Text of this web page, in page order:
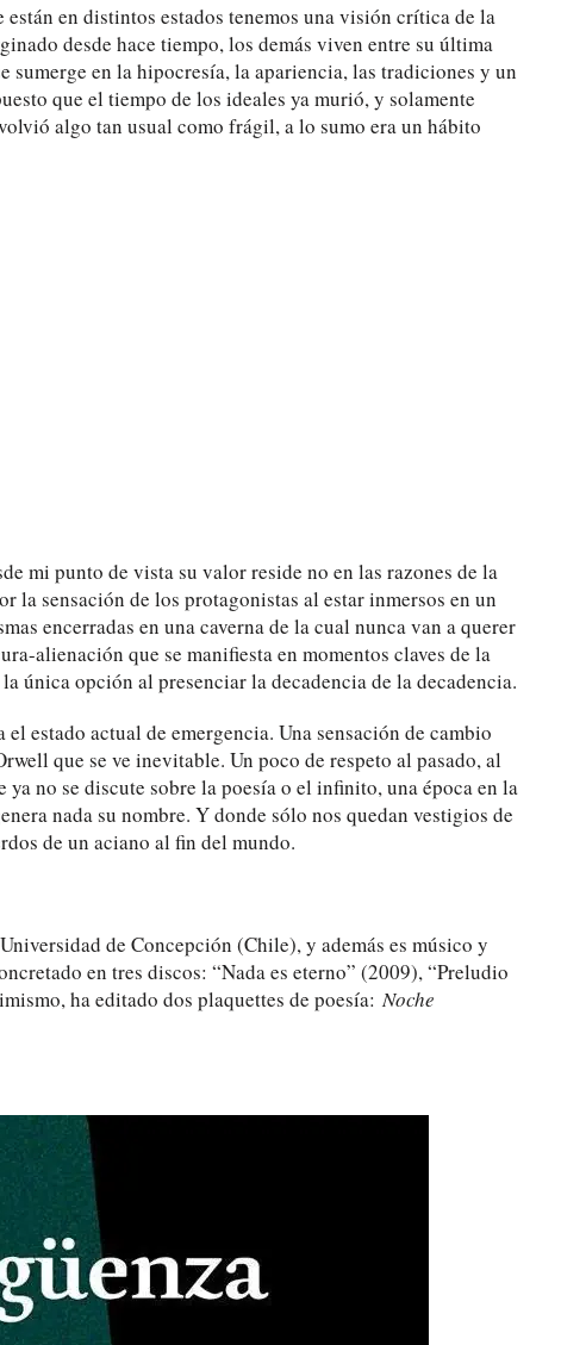
en distintos estados tenemos una visión crítica de la
desde hace tiempo, los demás viven entre su última
sumerge en la hipocresía, la apariencia, las tradiciones y un
que el tiempo de los ideales ya murió, y solamente
algo tan usual como frágil, a lo sumo era un hábito
mi punto de vista su valor reside no en las razones de la
la sensación de los protagonistas al estar inmersos en un
encerradas en una caverna de la cual nunca van a querer
alienación que se manifiesta en momentos claves de la
única opción al presenciar la decadencia de la decadencia.
el estado actual de emergencia. Una sensación de cambio
que se ve inevitable. Un poco de respeto al pasado, al
no se discute sobre la poesía o el infinito, una época en la
nada su nombre. Y donde sólo nos quedan vestigios de
de un aciano al fin del mundo.
de Concepción (Chile), y además es músico y
en tres discos: “Nada es eterno” (2009), “Preludio
ha editado dos plaquettes de poesía: Noche